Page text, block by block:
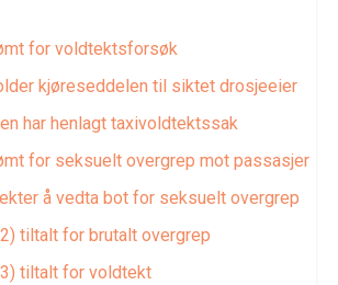
for voldtektsforsøk
kjøreseddelen til siktet drosjeeier
har henlagt taxivoldtektssak
for seksuelt overgrep mot passasjer
å vedta bot for seksuelt overgrep
tiltalt for brutalt overgrep
tiltalt for voldtekt